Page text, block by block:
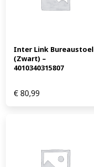
Inter Link Bureaustoel
(Zwart) –
4010340315807
€80,99